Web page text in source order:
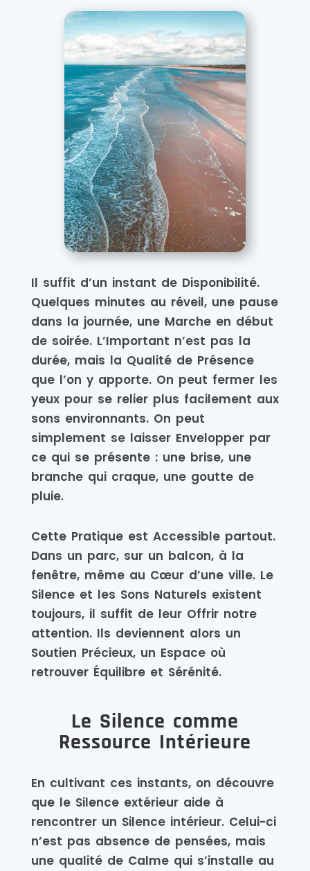
Il suffit d’un instant de Disponibilité.
Quelques minutes au réveil, une pause
dans la journée, une Marche en début
de soirée. L’Important n’est pas la
durée, mais la Qualité de Présence
que l’on y apporte. On peut fermer les
yeux pour se relier plus facilement aux
sons environnants. On peut
simplement se laisser Envelopper par
ce qui se présente : une brise, une
branche qui craque, une goutte de
pluie.
Cette Pratique est Accessible partout.
Dans un parc, sur un balcon, à la
fenêtre, même au Cœur d’une ville. Le
Silence et les Sons Naturels existent
toujours, il suffit de leur Offrir notre
attention. Ils deviennent alors un
Soutien Précieux, un Espace où
retrouver Équilibre et Sérénité.
Le Silence comme
Ressource Intérieure
En cultivant ces instants, on découvre
que le Silence extérieur aide à
rencontrer un Silence intérieur. Celui-ci
n’est pas absence de pensées, mais
une qualité de Calme qui s’installe au